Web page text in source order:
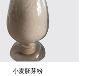
小麦胚芽粉